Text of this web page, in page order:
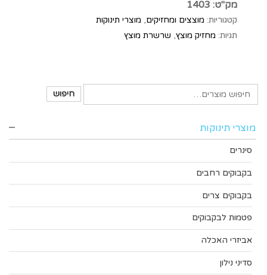
מק"ט: 1403
קטגוריות: מוצצים ומחזיקים, מוצרי תינוקות
תגיות: מחזיק מוצץ, שרשרת מוצץ
חיפוש
מוצרי תינוקות
סינרים
בקבוקים רחבים
בקבוקים צרים
פטמות לבקבוקים
אביזרי האכלה
סדיני נילון